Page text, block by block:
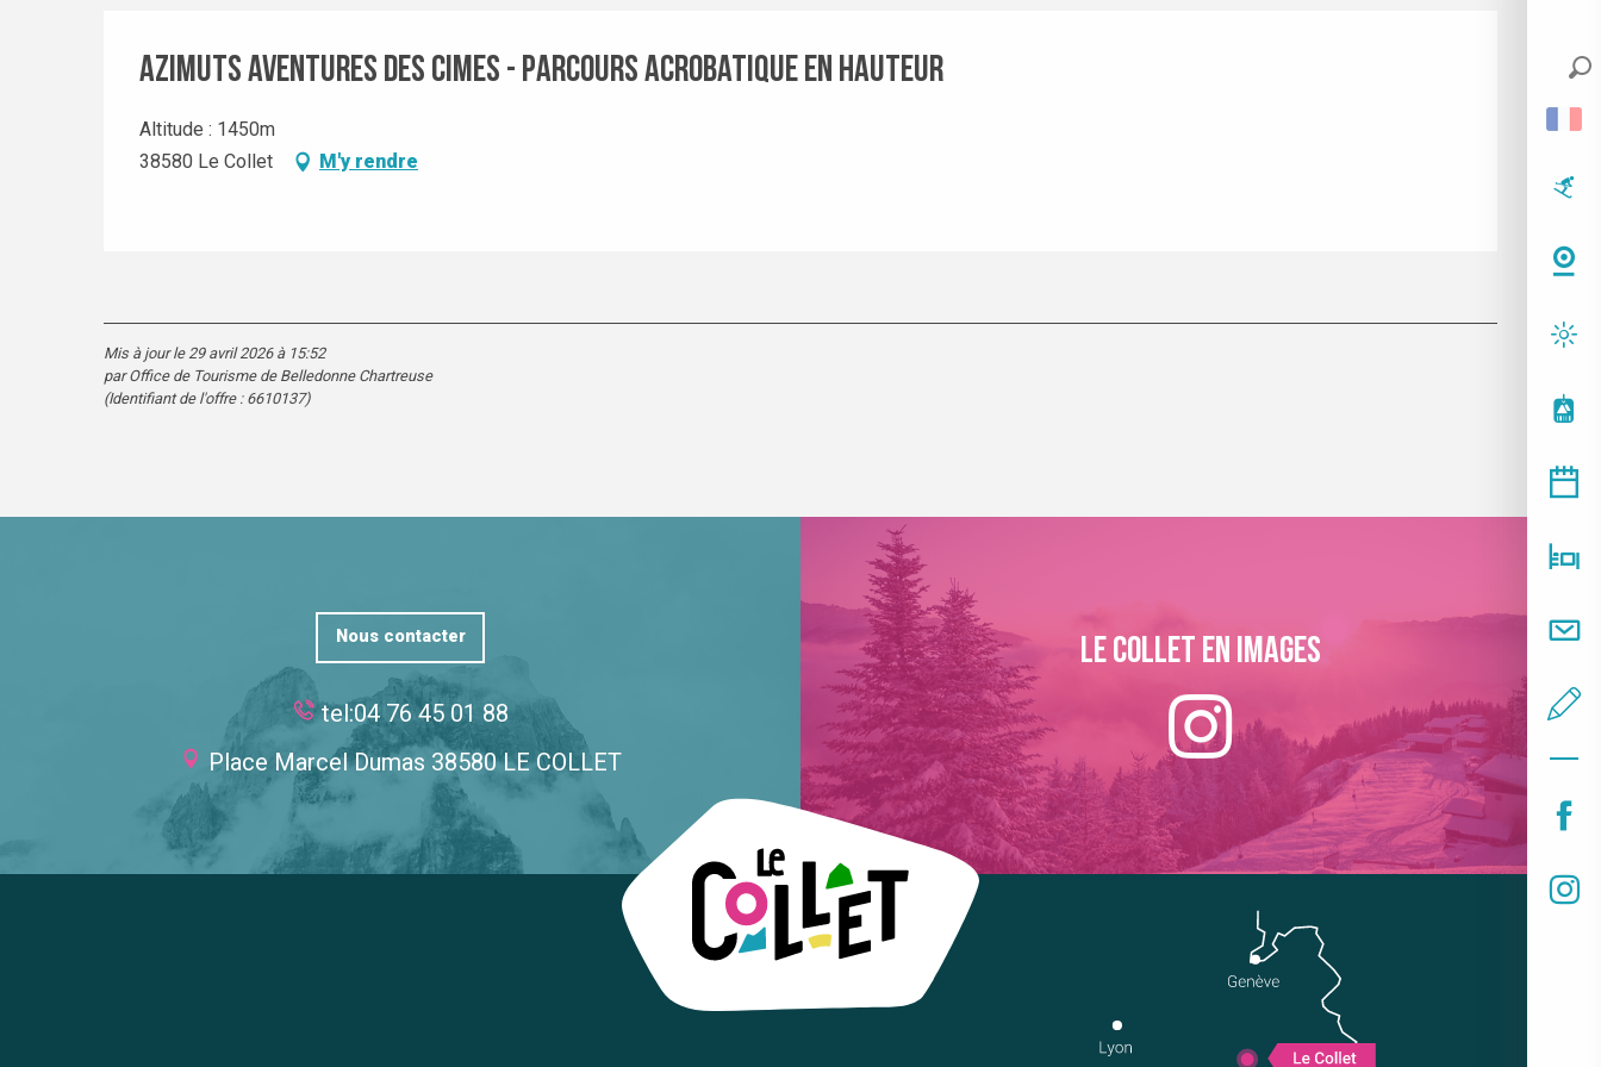
Azimuts Aventures des Cimes - Parcours Acrobatique en Hauteur
Altitude : 1450m
38580 Le Collet
M'y rendre
Mis à jour le 29 avril 2026 à 15:52
par Office de Tourisme de Belledonne Chartreuse
(Identifiant de l'offre : 6610137)
Nous contacter
tel:04 76 45 01 88
Place Marcel Dumas 38580 LE COLLET
Le collet en images